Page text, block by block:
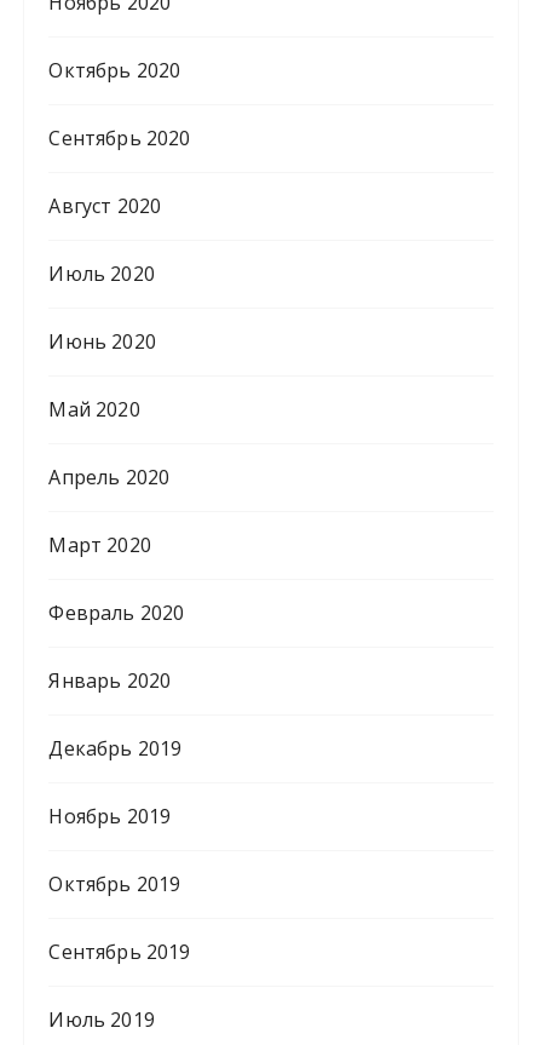
Октябрь 2020
Сентябрь 2020
Август 2020
Июль 2020
Июнь 2020
Май 2020
Апрель 2020
Март 2020
Февраль 2020
Январь 2020
Декабрь 2019
Ноябрь 2019
Октябрь 2019
Сентябрь 2019
Июль 2019